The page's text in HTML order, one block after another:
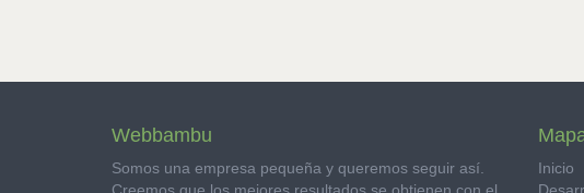
Webbambu
Somos una empresa pequeña y queremos seguir así.
Creemos que los mejores resultados se obtienen con el
Inicio